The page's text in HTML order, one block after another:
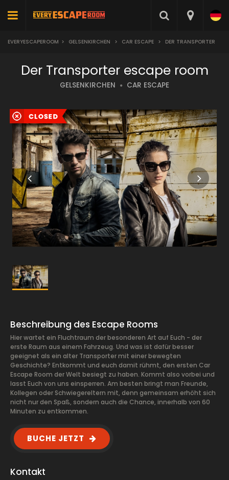
EVERYESCAPEROOM > GELSENKIRCHEN > CAR ESCAPE > DER TRANSPORTER
Der Transporter escape room
GELSENKIRCHEN CAR ESCAPE
Beschreibung des Escape Rooms
Hier wartet ein Fluchtraum der besonderen Art auf Euch - der
erste Raum aus einem Fahrzeug. Und was ist dafür besser
geeignet als ein alter Transporter mit einer bewegten
Geschichte? Entkommt und euch damit rühmt, den ersten Car
Escape Room der Welt besiegt zu haben. Kommt also vorbei und
lasst Euch von uns einsperren. Am besten bringt man Freunde,
Kollegen oder Schwiegereltern mit, denn gemeinsam erhöht sich
nicht nur den Spaß, sondern auch die Chance, innerhalb von 60
Minuten zu entkommen.
BUCHE JETZT
Kontakt